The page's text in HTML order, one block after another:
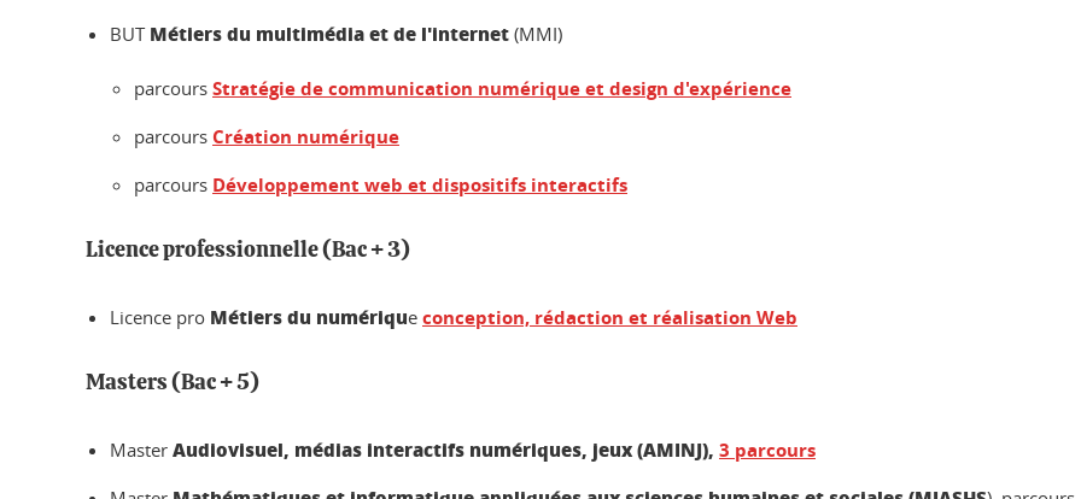
BUT Métiers du multimédia et de l'internet (MMI)
parcours Stratégie de communication numérique et design d'expérience
parcours Création numérique
parcours Développement web et dispositifs interactifs
Licence professionnelle (Bac + 3)
Licence pro Métiers du numérique conception, rédaction et réalisation Web
Masters (Bac + 5)
Master Audiovisuel, médias interactifs numériques, jeux (AMINJ), 3 parcours